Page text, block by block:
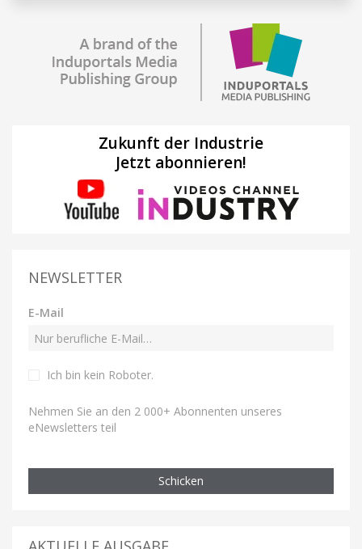
Zukunft der Industrie
Jetzt abonnieren!
NEWSLETTER
E-Mail
Ich bin kein Roboter.
Nehmen Sie an den 2 000+ Abonnenten unseres
eNewsletters teil
Schicken